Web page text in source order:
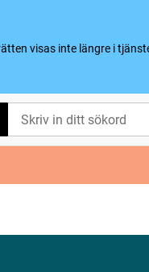
visas inte längre i